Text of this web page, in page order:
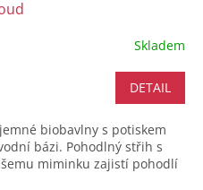
Skladem
DETAIL
biobavlny s potiskem
bázi. Pohodlný střih s
miminku zajistí pohodlí